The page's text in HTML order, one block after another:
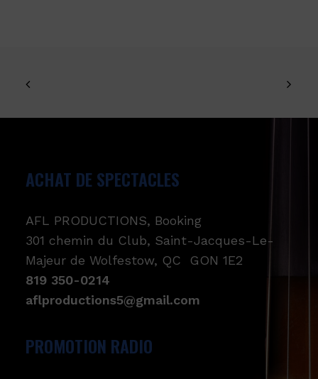
ACHAT DE SPECTACLES
AFL PRODUCTIONS, Booking
301 chemin du Club, Saint-Jacques-Le-
Majeur de Wolfestow, QC GON 1E2
819 350-0214
aflproductions5@gmail.com
PROMOTION RADIO